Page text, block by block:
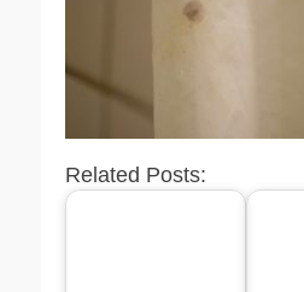
Related Posts: